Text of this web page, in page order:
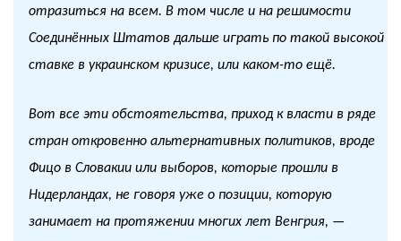
отразиться на всем. В том числе и на решимости
Соединённых Штатов дальше играть по такой высокой
ставке в украинском кризисе, или каком-то ещё.
Вот все эти обстоятельства, приход к власти в ряде
стран откровенно альтернативных политиков, вроде
Фицо в Словакии или выборов, которые прошли в
Нидерландах, не говоря уже о позиции, которую
занимает на протяжении многих лет Венгрия, —